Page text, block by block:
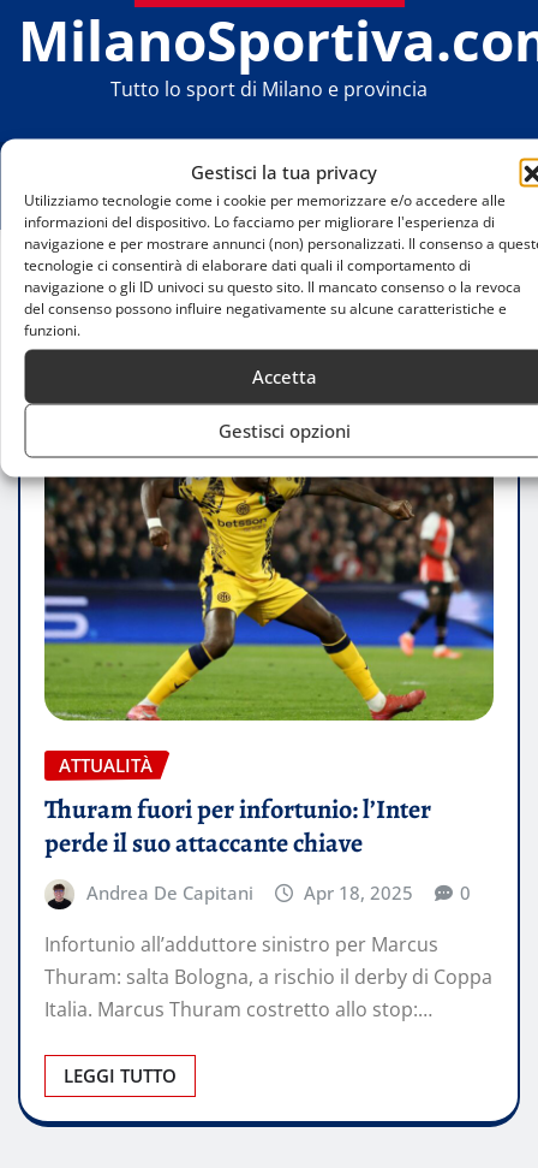
Gestisci la tua privacy
Utilizziamo tecnologie come i cookie per memorizzare e/o accedere alle
informazioni del dispositivo. Lo facciamo per migliorare l'esperienza di
navigazione e per mostrare annunci (non) personalizzati. Il consenso a
tecnologie ci consentirà di elaborare dati quali il comportamento di
navigazione o gli ID univoci su questo sito. Il mancato consenso o la revoca
del consenso possono influire negativamente su alcune caratteristiche e
funzioni.
Accetta
Gestisci opzioni
Tutto lo sport di Milano e provincia
Home
Thuram fuori per infortunio: l’Inter perde il suo
attaccante chiave
ATTUALITÀ
Thuram fuori per infortunio: l’Inter
perde il suo attaccante chiave
Andrea De Capitani Apr 18, 2025 0
Infortunio all’adduttore sinistro per Marcus
Thuram: salta Bologna, a rischio il derby di Coppa
Italia. Marcus Thuram costretto allo stop:…
LEGGI TUTTO